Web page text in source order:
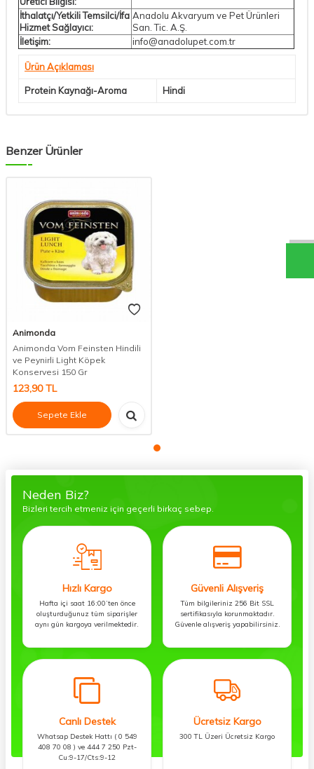
İthalatçı/Yetkili Temsilci/İfa
Hizmet Sağlayıcı:
Anadolu Akvaryum ve Pet Ürünleri
San. Tic. A.Ş.
İletişim:
info@anadolupet.com.tr
Ürün Açıklaması
Protein Kaynağı-Aroma Hindi
Benzer Ürünler
Animonda
Animonda Vom Feinsten Hindili
ve Peynirli Light Köpek
Konservesi 150 Gr
123,90TL
Sepete Ekle
Neden Biz?
Bizleri tercih etmeniz için geçerli birkaç sebep.
Hızlı Kargo
Hafta içi saat 16:00’ten önce
oluşturduğunuz tüm siparişler
aynı gün kargoya verilmektedir.
Güvenli Alışveriş
Tüm bilgileriniz 256 Bit SSL
sertifikasıyla korunmaktadır.
Güvenle alışveriş yapabilirsiniz.
Canlı Destek
Whatsap Destek Hattı ( 0 549
408 70 08 ) ve 444 7 250 Pzt-
Cu:9-17/Cts:9-12
Ücretsiz Kargo
300 TL Üzeri Ücretsiz Kargo